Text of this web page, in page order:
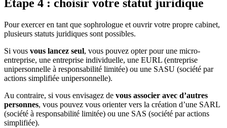
Étape 4 : choisir votre statut juridique
Pour exercer en tant que sophrologue et ouvrir votre propre cabinet,
plusieurs statuts juridiques sont possibles.
Si vous vous lancez seul, vous pouvez opter pour une micro-
entreprise, une entreprise individuelle, une EURL (entreprise
unipersonnelle à responsabilité limitée) ou une SASU (société par
actions simplifiée unipersonnelle).
Au contraire, si vous envisagez de vous associer avec d’autres
personnes, vous pouvez vous orienter vers la création d’une SARL
(société à responsabilité limitée) ou une SAS (société par actions
simplifiée).